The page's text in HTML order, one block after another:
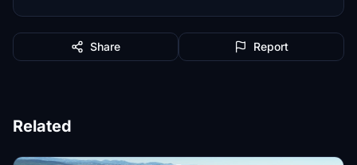
Share Report
Related